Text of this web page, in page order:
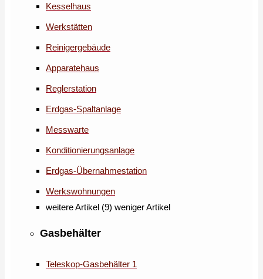
Kesselhaus
Werkstätten
Reinigergebäude
Apparatehaus
Reglerstation
Erdgas-Spaltanlage
Messwarte
Konditionierungsanlage
Erdgas-Übernahmestation
Werkswohnungen
weitere Artikel (9) weniger Artikel
Gasbehälter
Teleskop-Gasbehälter 1